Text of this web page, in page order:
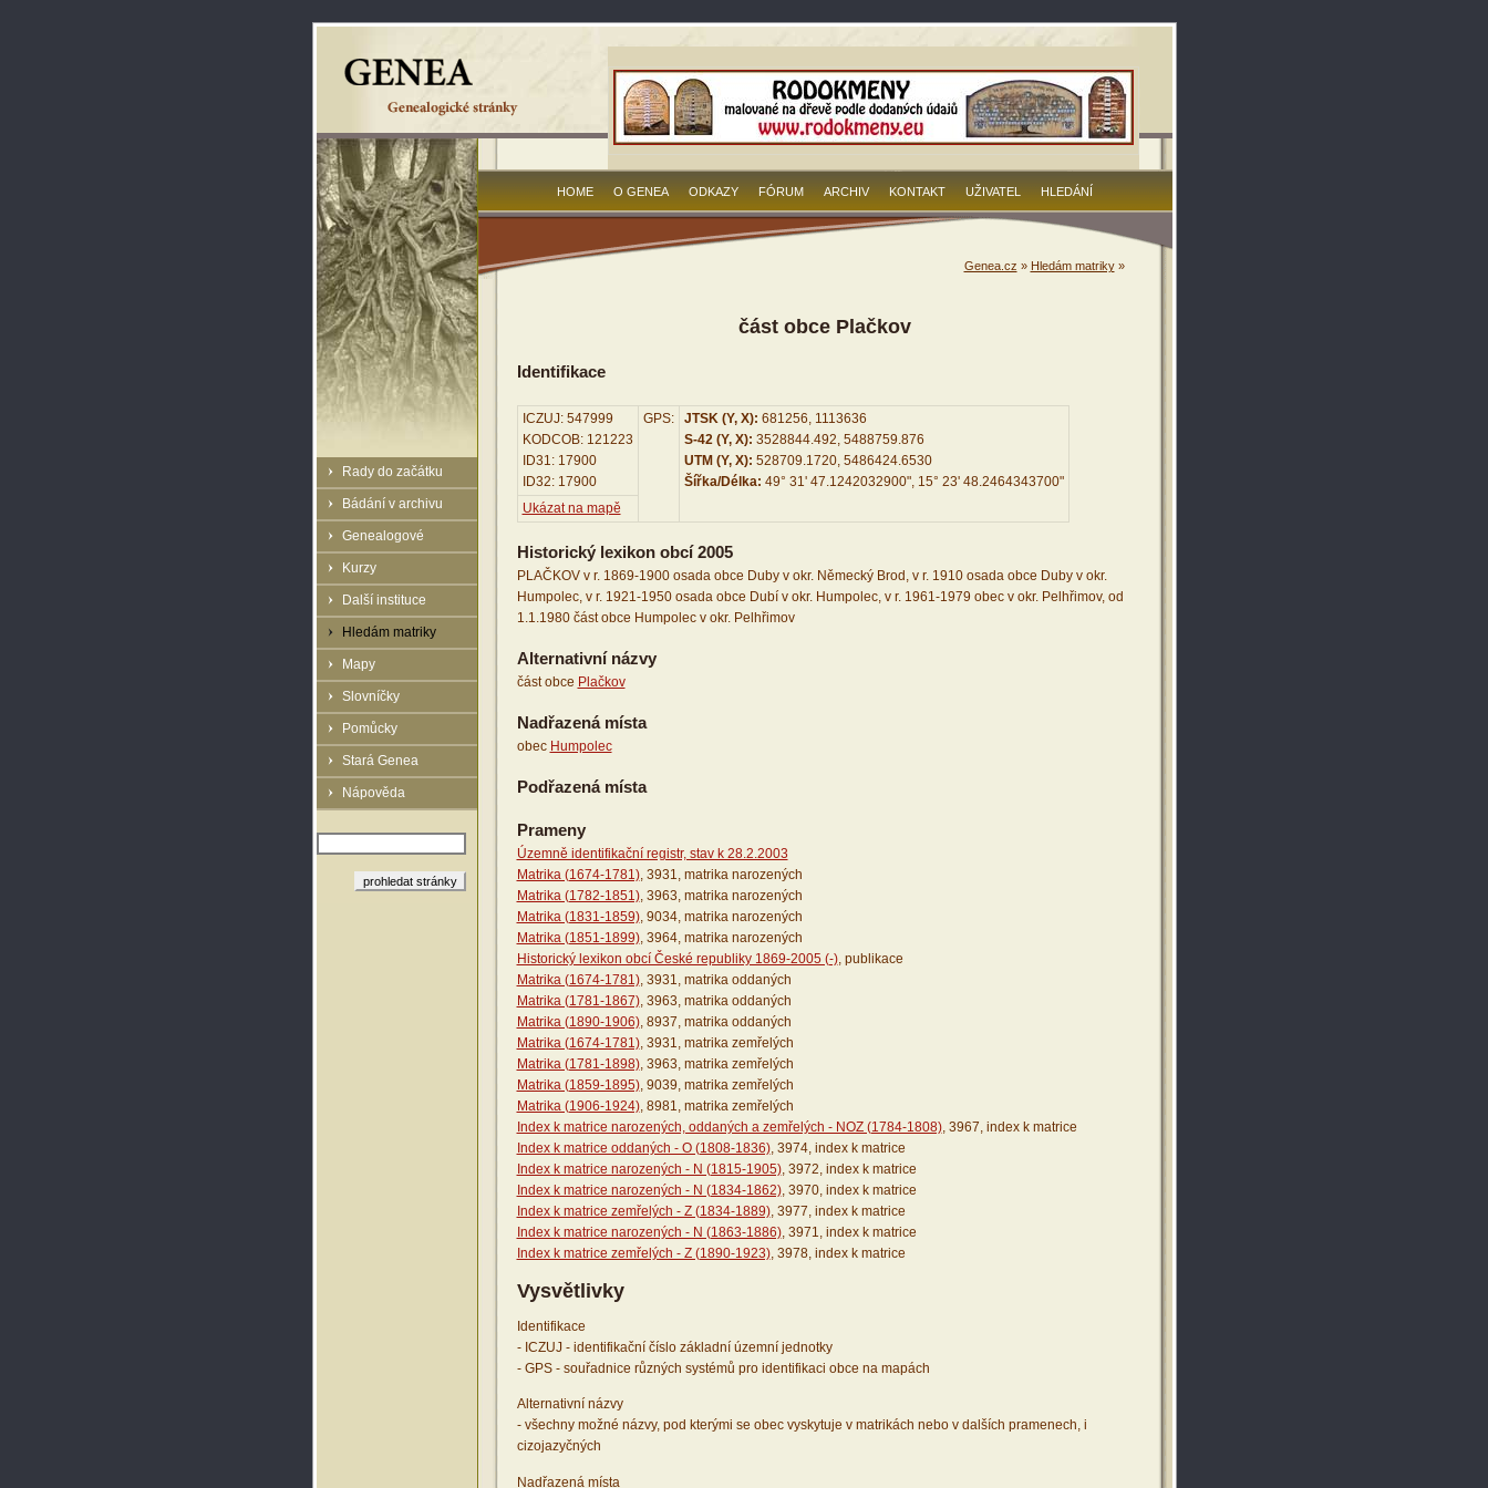
Rady do začátku
Bádání v archivu
Genealogové
Kurzy
Další instituce
Hledám matriky
Mapy
Slovníčky
Pomůcky
Stará Genea
Nápověda
HOME O GENEA ODKAZY FÓRUM ARCHIV KONTAKT UŽIVATEL HLEDÁNÍ
Genea.cz » Hledám matriky»
část obce Plačkov
Identifikace
ICZUJ: 547999
KODCOB: 121223
ID31: 17900
ID32: 17900
GPS: JTSK (Y, X): 681256, 1113636
S-42 (Y, X): 3528844.492, 5488759.876
UTM (Y, X): 528709.1720, 5486424.6530
Šířka/Délka: 49° 31' 47.1242032900", 15° 23' 48.2464343700"
Ukázat na mapě
Historický lexikon obcí 2005
PLAČKOV v r. 1869-1900 osada obce Duby v okr. Německý Brod, v r. 1910 osada obce Duby v okr.
Humpolec, v r. 1921-1950 osada obce Dubí v okr. Humpolec, v r. 1961-1979 obec v okr. Pelhřimov, od
1.1.1980 část obce Humpolec v okr. Pelhřimov
Alternativní názvy
část obce Plačkov
Nadřazená místa
obec Humpolec
Podřazená místa
Prameny
Územně identifikační registr, stav k 28.2.2003
Matrika (1674-1781), 3931, matrika narozených
Matrika (1782-1851), 3963, matrika narozených
Matrika (1831-1859), 9034, matrika narozených
Matrika (1851-1899), 3964, matrika narozených
Historický lexikon obcí České republiky 1869-2005 (-), publikace
Matrika (1674-1781), 3931, matrika oddaných
Matrika (1781-1867), 3963, matrika oddaných
Matrika (1890-1906), 8937, matrika oddaných
Matrika (1674-1781), 3931, matrika zemřelých
Matrika (1781-1898), 3963, matrika zemřelých
Matrika (1859-1895), 9039, matrika zemřelých
Matrika (1906-1924), 8981, matrika zemřelých
Index k matrice narozených, oddaných a zemřelých - NOZ (1784-1808), 3967, index k matrice
Index k matrice oddaných - O (1808-1836), 3974, index k matrice
Index k matrice narozených - N (1815-1905), 3972, index k matrice
Index k matrice narozených - N (1834-1862), 3970, index k matrice
Index k matrice zemřelých - Z (1834-1889), 3977, index k matrice
Index k matrice narozených - N (1863-1886), 3971, index k matrice
Index k matrice zemřelých - Z (1890-1923), 3978, index k matrice
Vysvětlivky
Identifikace
- ICZUJ - identifikační číslo základní územní jednotky
- GPS - souřadnice různých systémů pro identifikaci obce na mapách
Alternativní názvy
- všechny možné názvy, pod kterými se obec vyskytuje v matrikách nebo v dalších pramenech, i
cizojazyčných
Nadřazená místa